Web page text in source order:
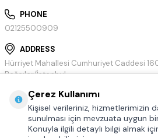
PHONE
02125500909
ADDRESS
Hürriyet Mahallesi Cumhuriyet Caddesi
Bağcılar/İstanbul
Çerez Kullanımı
Kişisel verileriniz, hizmetlerimizin
sunulması için mevzuata uygun
Konuyla ilgili detaylı bilgi almak